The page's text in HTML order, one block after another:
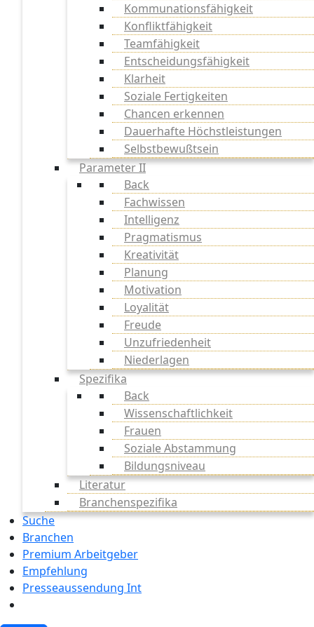
Kommunationsfähigkeit
Konfliktfähigkeit
Teamfähigkeit
Entscheidungsfähigkeit
Klarheit
Soziale Fertigkeiten
Chancen erkennen
Dauerhafte Höchstleistungen
Selbstbewußtsein
Parameter II
Back
Fachwissen
Intelligenz
Pragmatismus
Kreativität
Planung
Motivation
Loyalität
Freude
Unzufriedenheit
Niederlagen
Spezifika
Back
Wissenschaftlichkeit
Frauen
Soziale Abstammung
Bildungsniveau
Literatur
Branchenspezifika
Suche
Branchen
Premium Arbeitgeber
Empfehlung
Presseaussendung Int